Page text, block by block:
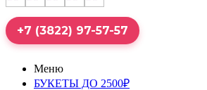
+7 (3822) 97-57-57
Меню
БУКЕТЫ ДО 2500₽